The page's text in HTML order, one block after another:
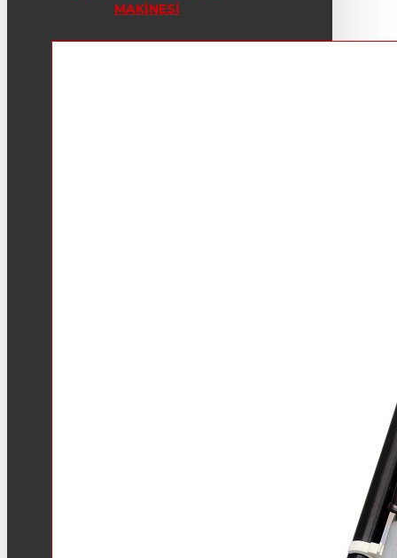
MAKINESI